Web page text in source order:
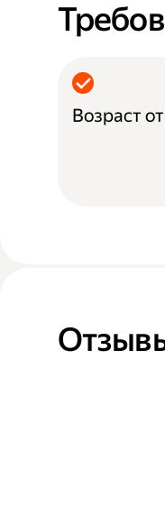
Возраст